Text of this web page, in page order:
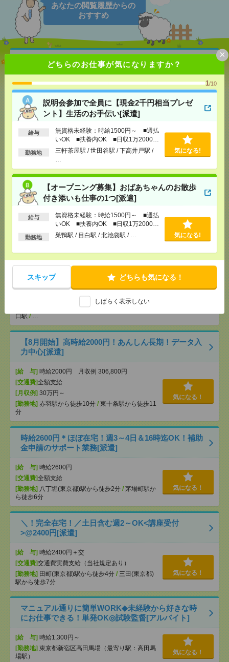
どちらのお仕事が気になりますか？
1/10
説明会参加で全員に【現金2千円相当プレゼ
ント】生活のお手伝い[派遣]
給与
無資格未経験：時給1500円～ ■週払
いOK ■扶養内OK ■日収1万2000円
以上
勤務地
三軒茶屋駅 / 世田谷駅 / 下高井戸駅 /
気になる!
【オープニング募集】おばあちゃんのお散歩
付き添いも仕事の1つ[派遣]
給与
無資格未経験：時給1500円～ ■週払
いOK ■扶養内OK ■日収1万2000円
以上
勤務地 巣鴨駅 / 目白駅 / 北池袋駅 / … 気になる!
スキップ どちらも気になる！
しばらく表示しない
×
あなたの閲覧履歴からの
おすすめ
説明会参加で全員に【現金2千円相当プレゼント】生
活のお手伝い[派遣]
[給 与]無資格未経験：時給1500円～ ■週払い
OK ■扶養内OK ■日収1万2000円以上
[交通費]
交通費全額支給
[勤務地]三軒茶屋駅/世田谷駅/ 下高井戸駅/…
【オープニング募集】おばあちゃんのお散歩付き添
いも仕事の1つ[派遣]
[給 与]無資格未経験：時給1500円～ ■週払い
OK ■扶養内OK ■日収1万2000円以上
[交通費]
交通費全額支給
[勤務地]巣鴨駅 /目白駅 /北池袋駅 / …
入浴ナシ＊夜勤でゆったり見守りだけ＊週1日～無理
なく働ける[派遣]
[給 与]日収3.2万円～（日勤時給1800円） ■月
収例25.9万円～（夜勤月8回勤務の場合）
[交通費]交通費全額支給 ■ガソリン代も全額支給
（規定あり） ■無料駐車場もご相談ください
早稲田(東京メトロ)駅
口駅/…
【8月開始】高時給2000円！あんしん長期！データ入
力中心[派遣]
[給 与] 時給2000円 月収例 306,800円
[交通費]全額支給
[月収例] 30万円～
[勤務地] 赤羽駅から徒歩10分 / 東十条駅から徒歩11
分
気になる！
時給2600円＊ほぼ在宅！週3～4日＆16時迄OK！補助
金申請のサポート業務[派遣]
[給 与] 時給2600円
[交通費]全額支給
[勤務地] 八丁堀(東京都)駅から徒歩2分 / 茅場町駅か
ら徒歩6分
気になる！
＼！完全在宅！／土日含む週2～OK<講座受付
>@2400円[派遣]
[給 与] 時給2400円＋交
[交通費]交通費実費支給（当社規定あり）
[勤務地] 田町(東京都)駅から徒歩4分 / 三田(東京都)
駅から徒歩7分
気になる！
マニュアル通りに簡単WORK◆未経験から好きな時
にお仕事できる！単発OK◎試験監督[アルバイト]
[給 与] 時給1,300円～
[勤務地] 東京都新宿区高田馬場（最寄り駅：高田馬
場駅）
気になる！